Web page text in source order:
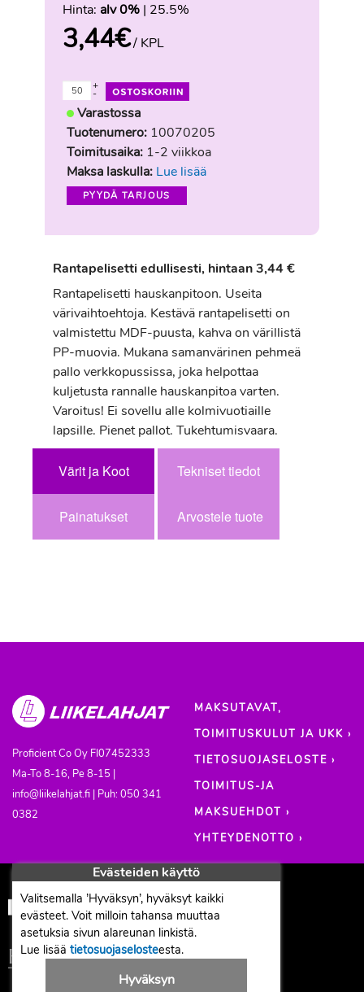
Hinta: alv 0% | 25.5%
3,44€/ KPL
-
+
Varastossa
Tuotenumero: 10070205
Toimitusaika: 1-2 viikkoa
Maksa laskulla: Lue lisää
PYYDÄ TARJOUS
Rantapelisetti edullisesti, hintaan 3,44 €
Rantapelisetti hauskanpitoon. Useita
värivaihtoehtoja. Kestävä rantapelisetti on
valmistettu MDF-puusta, kahva on värillistä
PP-muovia. Mukana samanvärinen pehmeä
pallo verkkopussissa, joka helpottaa
kuljetusta rannalle hauskanpitoa varten.
Varoitus! Ei sovellu alle kolmivuotiaille
lapsille. Pienet pallot. Tukehtumisvaara.
Värit ja Koot Tekniset tiedot
Painatukset Arvostele tuote
Proficient Co Oy FI07452333
Ma-To 8-16, Pe 8-15 |
info@liikelahjat.fi | Puh: 050 341
0382
MAKSUTAVAT,
TOIMITUSKULUT JA UKK ›
TIETOSUOJASELOSTE ›
TOIMITUS-JA
MAKSUEHDOT ›
YHTEYDENOTTO ›
Evästeiden käyttö
Valitsemalla ’Hyväksyn’, hyväksyt kaikki
evästeet. Voit milloin tahansa muuttaa
asetuksia sivun alareunan linkistä.
Lue lisää tietosuojaselosteesta.
Hyväksyn